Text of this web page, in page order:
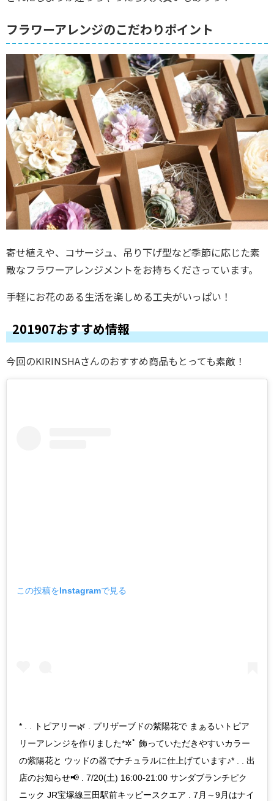
フラワーアレンジのこだわりポイント
寄せ植えや、コサージュ、吊り下げ型など季節に応じた素
敵なフラワーアレンジメントをお持ちくださっています。
手軽にお花のある生活を楽しめる工夫がいっぱい！
201907おすすめ情報
今回のKIRINSHAさんのおすすめ商品もとっても素敵！
この投稿をInstagramで見る
* . . トピアリー🌿 . プリザーブドの紫陽花で まぁるいトピア
リーアレンジを作りました*✲ﾟ 飾っていただきやすいカラー
の紫陽花と ウッドの器でナチュラルに仕上げています♪* . . 出
店のお知らせ📢 . 7/20(土) 16:00-21:00 サンダブランチピク
ニック JR宝塚線三田駅前キッピースクエア . 7月～9月はナイ